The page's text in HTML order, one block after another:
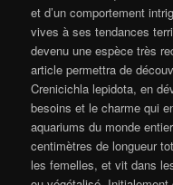
et d’un comportement
vives à ses tendances
devenu une espèce très
article permettra de
Crenicichla lepidota, en
besoins et le charme qui
aquariums du monde
centimètres de longueur
les femelles, et vit dans